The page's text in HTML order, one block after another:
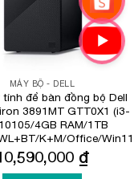
MÁY BỘ - DELL
tính để bàn đồng bộ Dell
3891MT GTT0X1 (i3-
10105/4GB RAM/1TB
K+M/Office/
₫